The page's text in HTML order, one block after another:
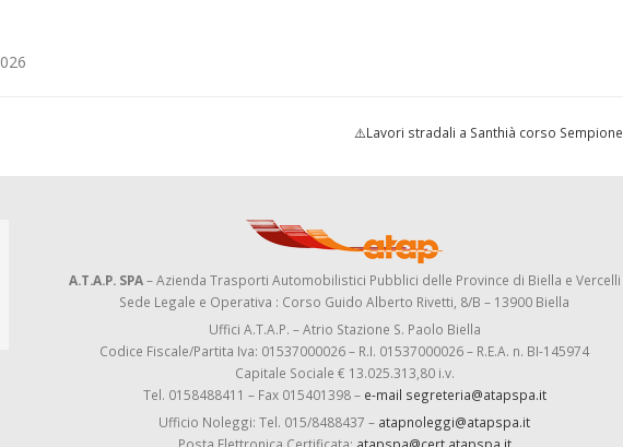
⚠️Lavori stradali a Santhià corso Sempione
A.T.A.P. SPA– Azienda Trasporti Automobilistici Pubblici delle Province di Biella e Vercelli
Sede Legale e Operativa : Corso Guido Alberto Rivetti, 8/B – 13900 Biella
Uffici A.T.A.P. – Atrio Stazione S. Paolo Biella
Codice Fiscale/Partita Iva: 01537000026 – R.I. 01537000026 – R.E.A. n. BI-145974
Capitale Sociale € 13.025.313,80 i.v.
Tel. 0158488411 – Fax 015401398 – e-mail segreteria@atapspa.it
Ufficio Noleggi: Tel. 015/8488437 – atapnoleggi@atapspa.it